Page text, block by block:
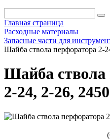
Главная страница
Расходные материалы
Запасные части для
Шайба ствола перфоратора 2-
Шайба ствола
2-24, 2-26, 2450